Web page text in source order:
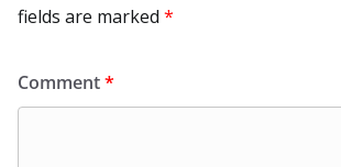
fields are marked *
Comment*